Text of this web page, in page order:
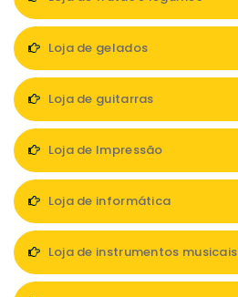
Loja de gelados
Loja de guitarras
Loja de Impressão
Loja de informática
Loja de instrumentos musicais